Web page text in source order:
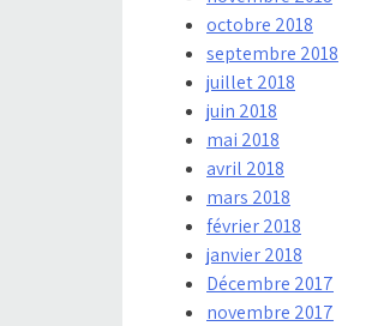
octobre 2018
septembre 2018
juillet 2018
juin 2018
mai 2018
avril 2018
mars 2018
février 2018
janvier 2018
Décembre 2017
novembre 2017